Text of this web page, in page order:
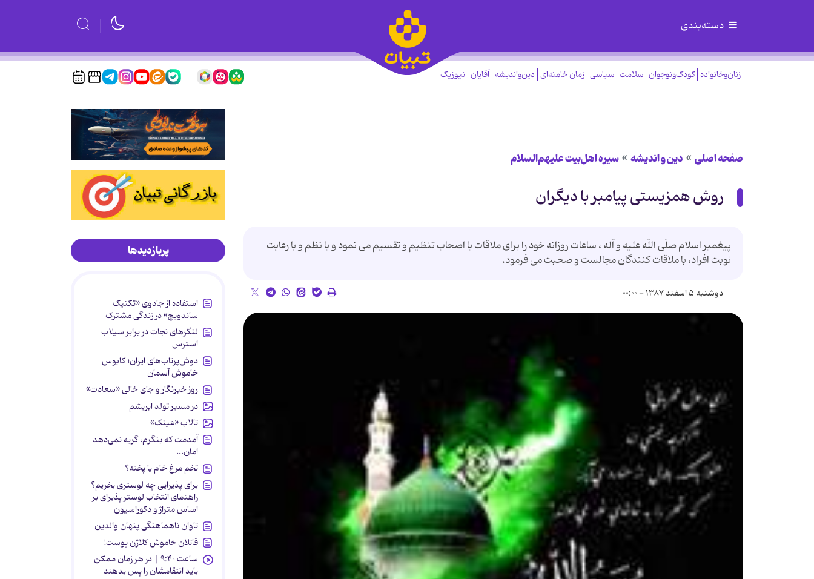
دسته‌بندی
زنان‌وخانواده کودک‌ونوجوان سلامت سیاسی زمان خامنه‌ای دین‌واندیشه آقایان نیوزیک
صفحه اصلی دین و اندیشه سیره اهل‌بیت علیهم‌السلام
روش همزیستی پیامبر با دیگران
پيغمبر اسلام صلّى اللّه عليه و آله ، ساعات روزانه خود را براى ملاقات با اصحاب تنظيم و تقسيم مى نمود و با نظم و با رعايت
نوبت افراد، با ملاقات كنندگان مجالست و صحبت مى فرمود.
دوشنبه ۵ اسفند ۱۳۸۷ - ۰۰:۰۰
پربازدیدها
استفاده از جادوی «تکنیک
ساندویچ» در زندگی مشترک
لنگرهای نجات در برابر سیلاب
استرس
دوش‌پرتاب‌های ایران؛ کابوس
خاموش آسمان
روز خبرنگار و جای خالی «سعادت»
در مسیر تولد ابریشم
تالاب «عینک»
آمدمت که بنگرم، گریه نمی‌دهد
امان...
تخم مرغ خام یا پخته؟
برای پذیرایی چه لوستری بخریم؟
راهنمای انتخاب لوستر پذیرای بر
اساس متراژ و دکوراسیون
تاوان ناهماهنگی پنهان والدین
قاتلان خاموش کلاژن پوست!
ساعت ۹:۴۰ | در هر زمان ممکن
باید انتقامشان را پس بدهند